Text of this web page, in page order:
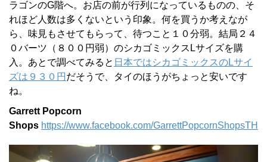
ラゴンのG階へ。お店の前が行列になっているものの、そ
れほど人数は多くないという印象。何を買うか考えなが
ら、味見もさせてもらって、待つこと１０分弱。結局２４
０バーツ（８００円弱）のシカゴミックスLサイズを購
入。あとで調べてみると 日本ではシカゴミックスのLサイ
ズは９３０円 だそうで、タイのほうがちょっと安いです
ね。
Garrett Popcorn
Shops https://www.facebook.com/GarrettPopcornShopsTH